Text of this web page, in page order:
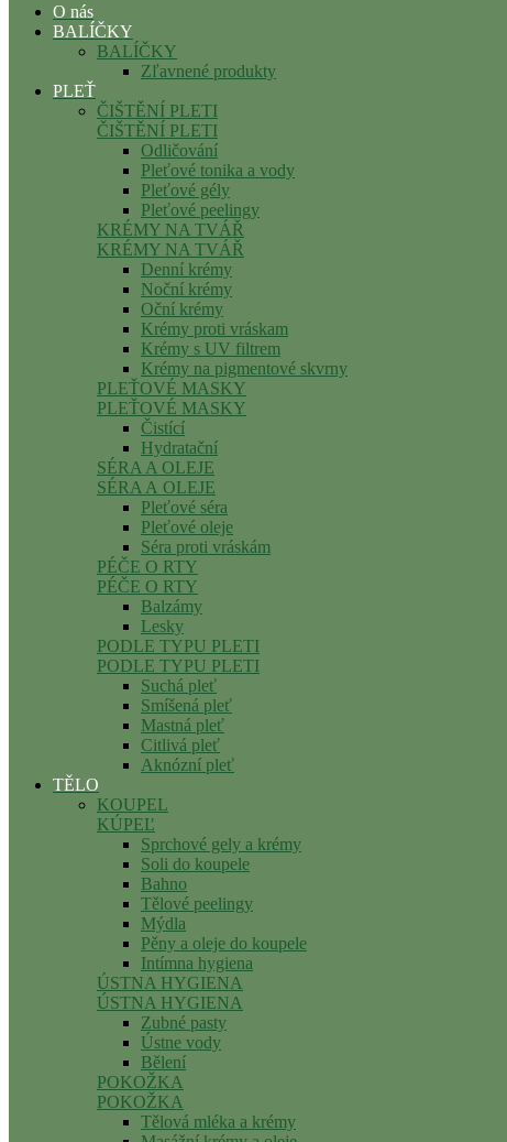
O nás
BALÍČKY
BALÍČKY
Zľavnené produkty
PLEŤ
ČIŠTĚNÍ PLETI
ČIŠTĚNÍ PLETI
Odličování
Pleťové tonika a vody
Pleťové gély
Pleťové peelingy
KRÉMY NA TVÁŘ
KRÉMY NA TVÁŘ
Denní krémy
Noční krémy
Oční krémy
Krémy proti vráskam
Krémy s UV filtrem
Krémy na pigmentové skvrny
PLEŤOVÉ MASKY
PLEŤOVÉ MASKY
Čistící
Hydratační
SÉRA A OLEJE
SÉRA A OLEJE
Pleťové séra
Pleťové oleje
Séra proti vráskám
PÉČE O RTY
PÉČE O RTY
Balzámy
Lesky
PODLE TYPU PLETI
PODLE TYPU PLETI
Suchá pleť
Smíšená pleť
Mastná pleť
Citlivá pleť
Aknózní pleť
TĚLO
KOUPEL
KÚPEĽ
Sprchové gely a krémy
Soli do koupele
Bahno
Tělové peelingy
Mýdla
Pěny a oleje do koupele
Intímna hygiena
ÚSTNA HYGIENA
ÚSTNA HYGIENA
Zubné pasty
Ústne vody
Bělení
POKOŽKA
POKOŽKA
Tělová mléka a krémy